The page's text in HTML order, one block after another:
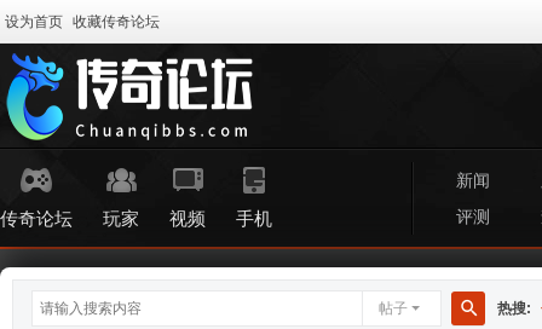
设为首页 收藏传奇论坛
传奇论坛 玩家 视频 手机
新闻
评测
帖子 热搜: